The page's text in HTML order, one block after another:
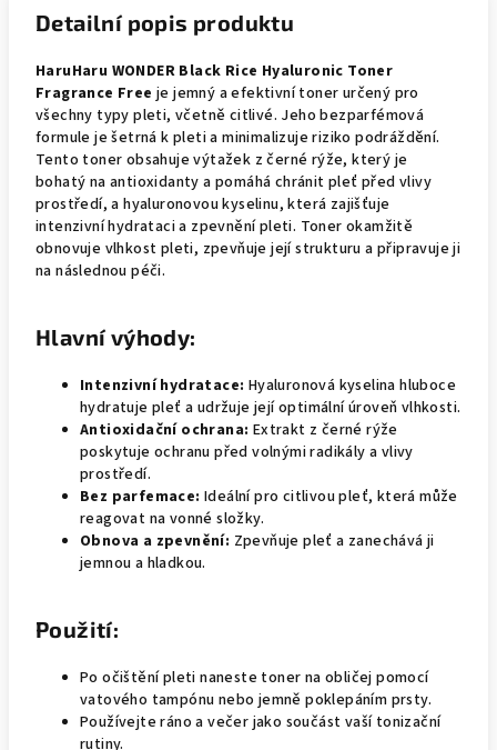
Detailní popis produktu
HaruHaru WONDER Black Rice Hyaluronic Toner
Fragrance Free je jemný a efektivní toner určený pro
všechny typy pleti, včetně citlivé. Jeho bezparfémová
formule je šetrná k pleti a minimalizuje riziko podráždění.
Tento toner obsahuje výtažek z černé rýže, který je
bohatý na antioxidanty a pomáhá chránit pleť před vlivy
prostředí, a hyaluronovou kyselinu, která zajišťuje
intenzivní hydrataci a zpevnění pleti. Toner okamžitě
obnovuje vlhkost pleti, zpevňuje její strukturu a připravuje ji
na následnou péči.
Hlavní výhody:
Intenzivní hydratace: Hyaluronová kyselina hluboce
hydratuje pleť a udržuje její optimální úroveň vlhkosti.
Antioxidační ochrana: Extrakt z černé rýže
poskytuje ochranu před volnými radikály a vlivy
prostředí.
Bez parfemace: Ideální pro citlivou pleť, která může
reagovat na vonné složky.
Obnova a zpevnění: Zpevňuje pleť a zanechává ji
jemnou a hladkou.
Použití:
Po očištění pleti naneste toner na obličej pomocí
vatového tampónu nebo jemně poklepáním prsty.
Používejte ráno a večer jako součást vaší tonizační
rutiny.